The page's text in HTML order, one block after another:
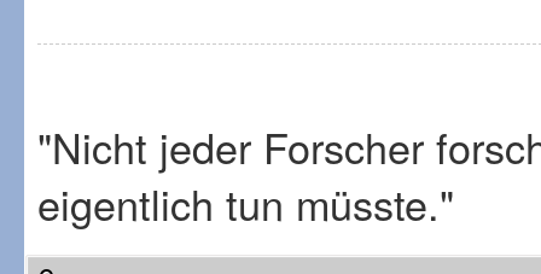
"Nicht jeder Forscher
eigentlich tun müsste."